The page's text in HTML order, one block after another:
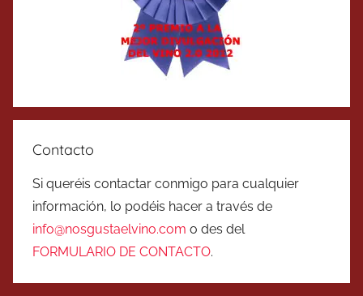
Contacto
Si queréis contactar conmigo para cualquier
información, lo podéis hacer a través de
info@nosgustaelvino.com o des del
FORMULARIO DE CONTACTO.